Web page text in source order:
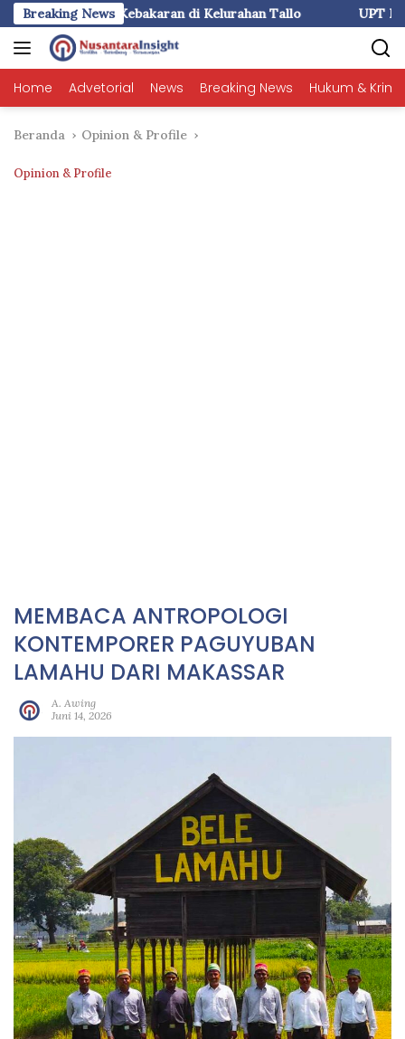
Langsung
ke
konten
Breaking News
di Kelurahan Tallo UPT KB Biringkanaya Gelar
Home Advetorial News Breaking News Hukum &
Beranda Opinion & Profile
Opinion & Profile
MEMBACA ANTROPOLOGI
KONTEMPORER PAGUYUBAN
LAMAHU DARI MAKASSAR
A. Awing
Juni 14, 2026